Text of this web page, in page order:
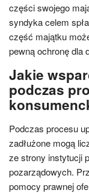
części swojego
syndyka celem
część majątku
pewną ochronę dla
Jakie
podczas
Podczas procesu
zadłużone mogą
ze strony instytucji
pozarządowych.
pomocy prawnej